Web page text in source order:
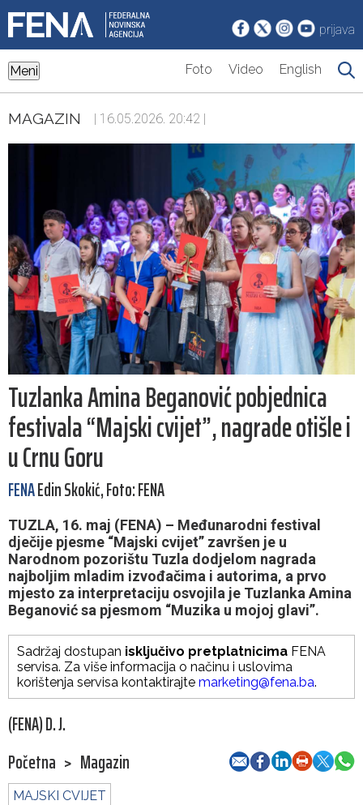
prijava
Meni Foto Video English
MAGAZIN | 16.05.2026. 20:42 |
Tuzlanka Amina Beganović pobjednica
festivala “Majski cvijet”, nagrade otišle i
u Crnu Goru
FENAEdin Skokić, Foto: FENA
TUZLA, 16. maj (FENA) – Međunarodni festival
dječije pjesme “Majski cvijet” završen je u
Narodnom pozorištu Tuzla dodjelom nagrada
najboljim mladim izvođačima i autorima, a prvo
mjesto za interpretaciju osvojila je Tuzlanka Amina
Beganović sa pjesmom “Muzika u mojoj glavi”.
Sadržaj dostupan isključivo pretplatnicima FENA
servisa. Za više informacija o načinu i uslovima
korištenja servisa kontaktirajte marketing@fena.ba.
(FENA) D. J.
Početna > Magazin
MAJSKI CVIJET